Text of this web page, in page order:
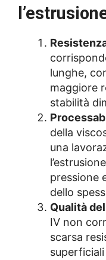
lunghe,
maggiore
stabilità
della
una
pressione
dello
Qualità
IV non
scarsa